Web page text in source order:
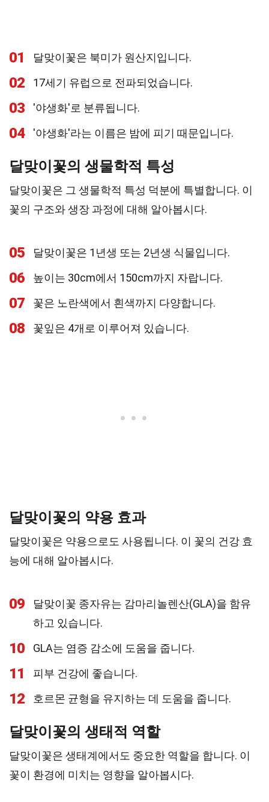
01 달맞이꽃은 북미가 원산지입니다.
02 17세기 유럽으로 전파되었습니다.
03 '야생화'로 분류됩니다.
04 '야생화'라는 이름은 밤에 피기 때문입니다.
달맞이꽃의 생물학적 특성
달맞이꽃은 그 생물학적 특성 덕분에 특별합니다. 이
꽃의 구조와 생장 과정에 대해 알아봅시다.
05 달맞이꽃은 1년생 또는 2년생 식물입니다.
06 높이는 30cm에서 150cm까지 자랍니다.
07 꽃은 노란색에서 흰색까지 다양합니다.
08 꽃잎은 4개로 이루어져 있습니다.
달맞이꽃의 약용 효과
달맞이꽃은 약용으로도 사용됩니다. 이 꽃의 건강 효
능에 대해 알아봅시다.
09
달맞이꽃 종자유는 감마리놀렌산(GLA)을 함유
하고 있습니다.
10 GLA는 염증 감소에 도움을 줍니다.
11 피부 건강에 좋습니다.
12 호르몬 균형을 유지하는 데 도움을 줍니다.
달맞이꽃의 생태적 역할
달맞이꽃은 생태계에서도 중요한 역할을 합니다. 이
꽃이 환경에 미치는 영향을 알아봅시다.